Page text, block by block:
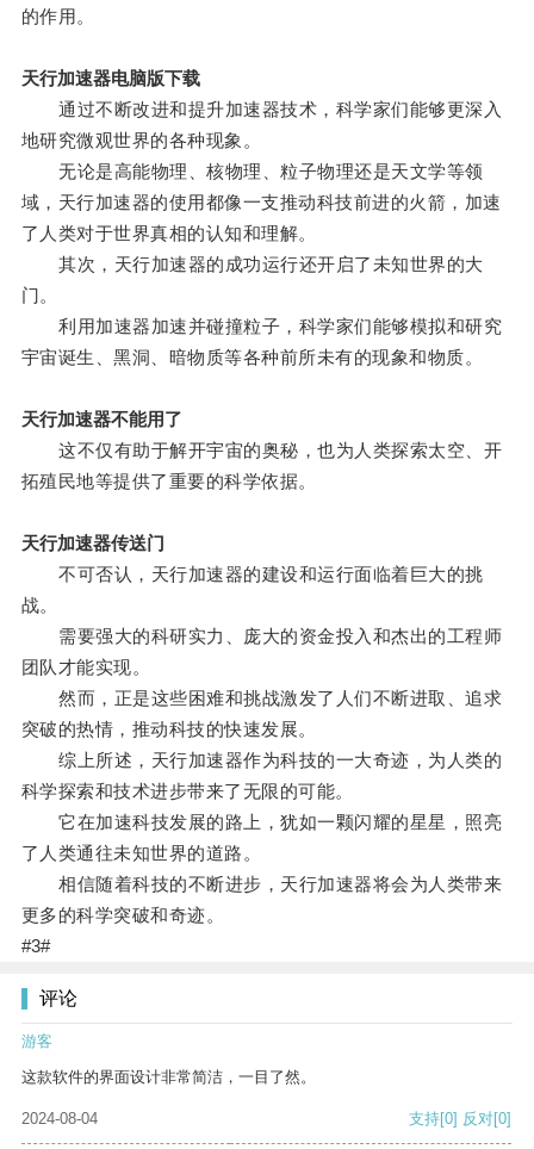
的作用。
天行加速器电脑版下载
通过不断改进和提升加速器技术，科学家们能够更深入
地研究微观世界的各种现象。
无论是高能物理、核物理、粒子物理还是天文学等领
域，天行加速器的使用都像一支推动科技前进的火箭，加速
了人类对于世界真相的认知和理解。
其次，天行加速器的成功运行还开启了未知世界的大
门。
利用加速器加速并碰撞粒子，科学家们能够模拟和研究
宇宙诞生、黑洞、暗物质等各种前所未有的现象和物质。
天行加速器不能用了
这不仅有助于解开宇宙的奥秘，也为人类探索太空、开
拓殖民地等提供了重要的科学依据。
天行加速器传送门
不可否认，天行加速器的建设和运行面临着巨大的挑
战。
需要强大的科研实力、庞大的资金投入和杰出的工程师
团队才能实现。
然而，正是这些困难和挑战激发了人们不断进取、追求
突破的热情，推动科技的快速发展。
综上所述，天行加速器作为科技的一大奇迹，为人类的
科学探索和技术进步带来了无限的可能。
它在加速科技发展的路上，犹如一颗闪耀的星星，照亮
了人类通往未知世界的道路。
相信随着科技的不断进步，天行加速器将会为人类带来
更多的科学突破和奇迹。
#3#
评论
游客
这款软件的界面设计非常简洁，一目了然。
2024-08-04 支持[0] 反对[0]